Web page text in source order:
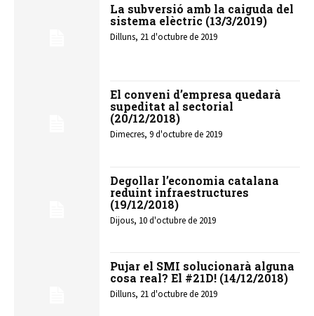
La subversió amb la caiguda del
sistema elèctric (13/3/2019)
Dilluns, 21 d'octubre de 2019
El conveni d’empresa quedarà
supeditat al sectorial
(20/12/2018)
Dimecres, 9 d'octubre de 2019
Degollar l’economia catalana
reduint infraestructures
(19/12/2018)
Dijous, 10 d'octubre de 2019
Pujar el SMI solucionarà alguna
cosa real? El #21D! (14/12/2018)
Dilluns, 21 d'octubre de 2019